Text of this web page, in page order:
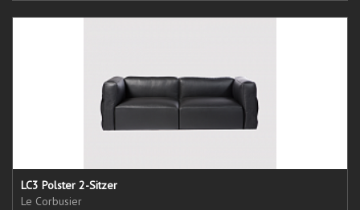
LC3 Polster 2-Sitzer
Le Corbusier